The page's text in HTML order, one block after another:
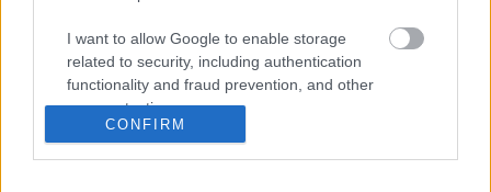
I want to allow Google to enable storage
related to security, including authentication
functionality and fraud prevention, and other
user protection.
CONFIRM
A belépéshez és a buszutazáshoz itt lehet
regisztrálni.